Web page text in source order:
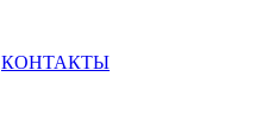
КОНТАКТЫ